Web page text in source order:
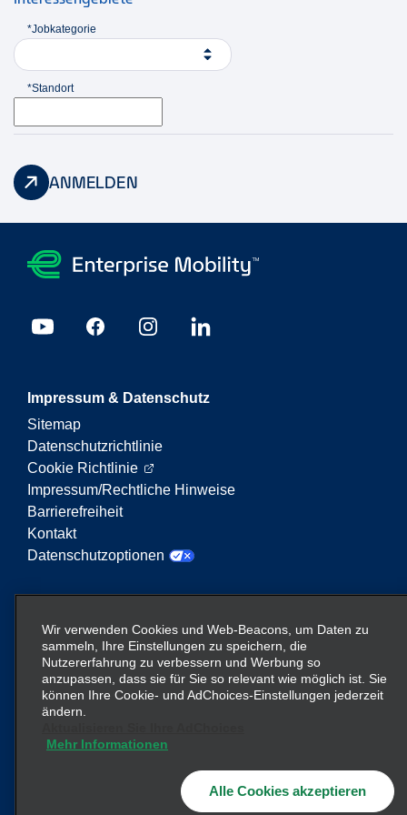
*Jobkategorie
*Standort
ANMELDEN
Impressum & Datenschutz
Sitemap
Datenschutzrichtlinie
Cookie Richtlinie
Impressum/Rechtliche Hinweise
Barrierefreiheit
Kontakt
Datenschutzoptionen
Mobilitätsservices. Der Begriff „Enterprise Mobility“
auf dieser Website verweist auf bestimmte
Unternehmenseinheiten und/oder die Marke
Enterprise Mobility, wobei Informationen zu vielen
Unternehmen übermittelt werden. Diese Verweise
vermitteln oder ersetzen. Weitere Informationen
Wir verwenden Cookies und Web-Beacons, um Daten zu
sammeln, Ihre Einstellungen zu speichern, die
Nutzererfahrung zu verbessern und Werbung so
anzupassen, dass sie für Sie so relevant wie möglich ist. Sie
können Ihre Cookie- und AdChoices-Einstellungen jederzeit
ändern.
Mehr Informationen
Alle Cookies akzeptieren